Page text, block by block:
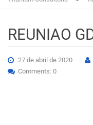
REUNIAO
27 de abril de 2020
Comments: 0